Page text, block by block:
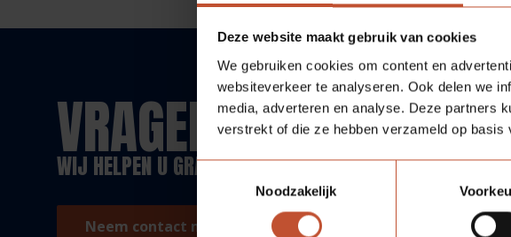
Deze website maakt gebruik van cookies
We gebruiken cookies om content en
websiteverkeer te analyseren. Ook delen we
media, adverteren en analyse. Deze partners
verstrekt of die ze hebben verzameld op
Noodzakelijk
VRAGEN?
WIJ HELPEN U GRAAG!
Neem contact met ons op!